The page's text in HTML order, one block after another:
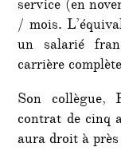
service (en
/ mois.
un salarié
carrière
Son collègue,
contrat de cinq
aura droit à